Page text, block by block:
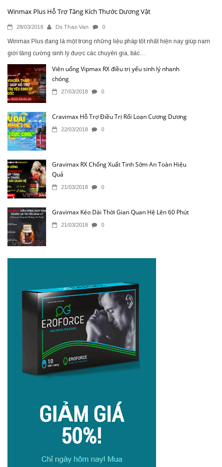
Winmax Plus Hỗ Trợ Tăng Kích Thước Dương Vật
28/03/2018 Ds Thao Van 0
Winmax Plus đang là một trong những liệu pháp tốt nhất hiện nay giúp nam
giới tăng cường sinh lý được các chuyên gia, bác…
Viên uống Vipmax RX điều trị yếu sinh lý nhanh
chóng
27/03/2018 0
Cravimax Hỗ Trợ Điều Trị Rối Loạn Cương Dương
22/03/2018 0
Gravimax RX Chống Xuất Tinh Sớm An Toàn Hiệu
Quả
21/03/2018 0
Gravimax Kéo Dài Thời Gian Quan Hệ Lên 60 Phút
21/03/2018 0